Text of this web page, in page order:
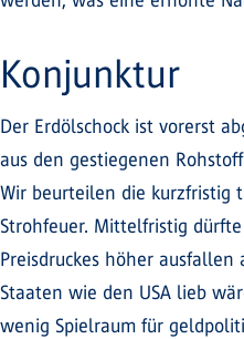
Konjunktur
Der Erdölschock ist vorerst
aus den gestiegenen
Wir beurteilen die kurzfristig
Strohfeuer. Mittelfristig
Preisdruckes höher
Staaten wie den USA lieb
wenig Spielraum für